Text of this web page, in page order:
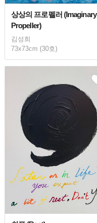
상상의 프로펠러 (Imaginary
Propeller)
김성희
73x73cm (30호)